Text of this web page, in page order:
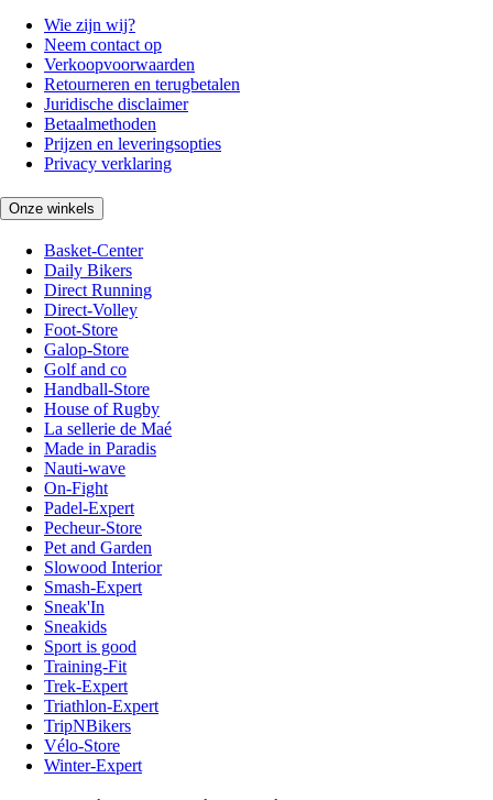
Wie zijn wij?
Neem contact op
Verkoopvoorwaarden
Retourneren en terugbetalen
Juridische disclaimer
Betaalmethoden
Prijzen en leveringsopties
Privacy verklaring
Onze winkels
Basket-Center
Daily Bikers
Direct Running
Direct-Volley
Foot-Store
Galop-Store
Golf and co
Handball-Store
House of Rugby
La sellerie de Maé
Made in Paradis
Nauti-wave
On-Fight
Padel-Expert
Pecheur-Store
Pet and Garden
Slowood Interior
Smash-Expert
Sneak'In
Sneakids
Sport is good
Training-Fit
Trek-Expert
Triathlon-Expert
TripNBikers
Vélo-Store
Winter-Expert